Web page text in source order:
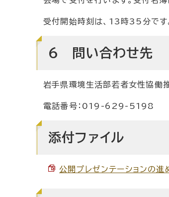
受付開始時刻は、13時35分です
6 問い合わせ先
岩手県環境生活部若者女性協働
電話番号：019-629-5198
添付ファイル
公開プレゼンテーションの